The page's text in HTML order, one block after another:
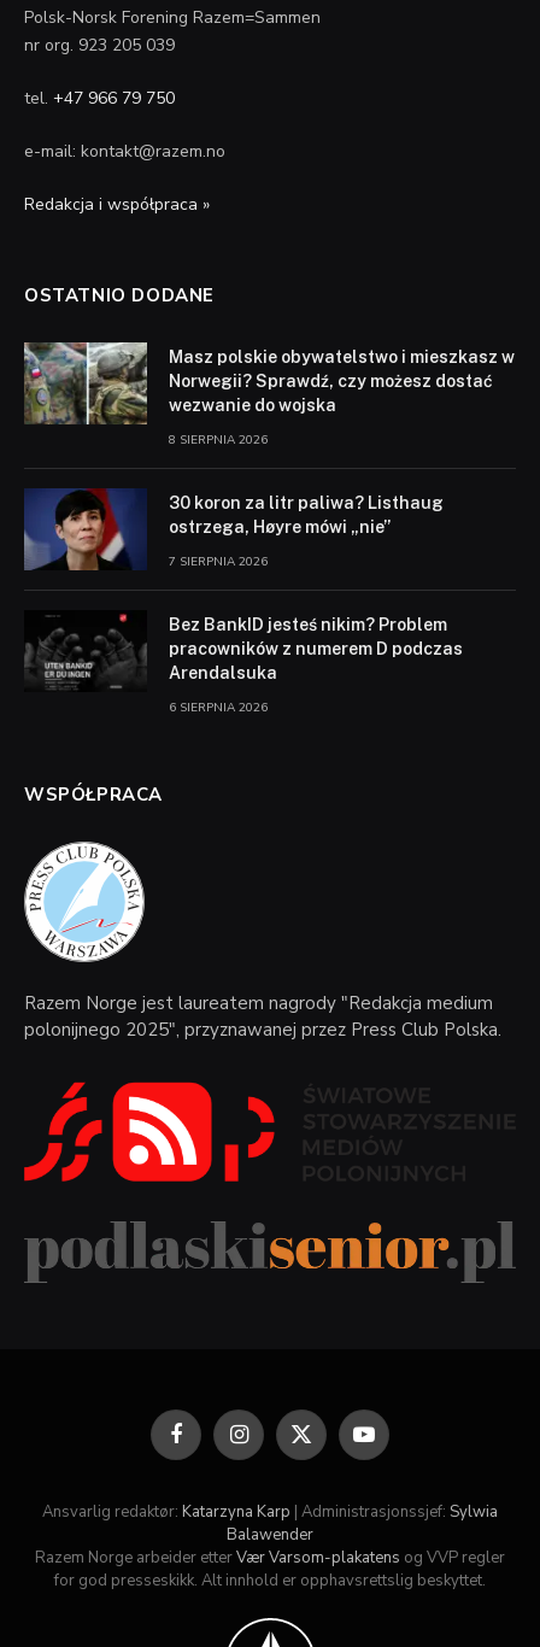
Polsk-Norsk Forening Razem=Sammen
nr org. 923 205 039
tel. +47 966 79 750
e-mail: kontakt@razem.no
Redakcja i współpraca »
OSTATNIO DODANE
Masz polskie obywatelstwo i mieszkasz w
Norwegii? Sprawdź, czy możesz dostać
wezwanie do wojska
8 SIERPNIA 2026
30 koron za litr paliwa? Listhaug
ostrzega, Høyre mówi „nie”
7 SIERPNIA 2026
Bez BankID jesteś nikim? Problem
pracowników z numerem D podczas
Arendalsuka
6 SIERPNIA 2026
WSPÓŁPRACA
Razem Norge jest laureatem nagrody "Redakcja medium
polonijnego 2025", przyznawanej przez Press Club Polska.
FacebookInstagram
X
(Twitter)
YouTube
Ansvarlig redaktør: Katarzyna Karp | Administrasjonssjef: Sylwia
Balawender
Razem Norge arbeider etterVær Varsom-plakatens og VVP regler
for god presseskikk. Alt innhold er opphavsrettslig beskyttet.